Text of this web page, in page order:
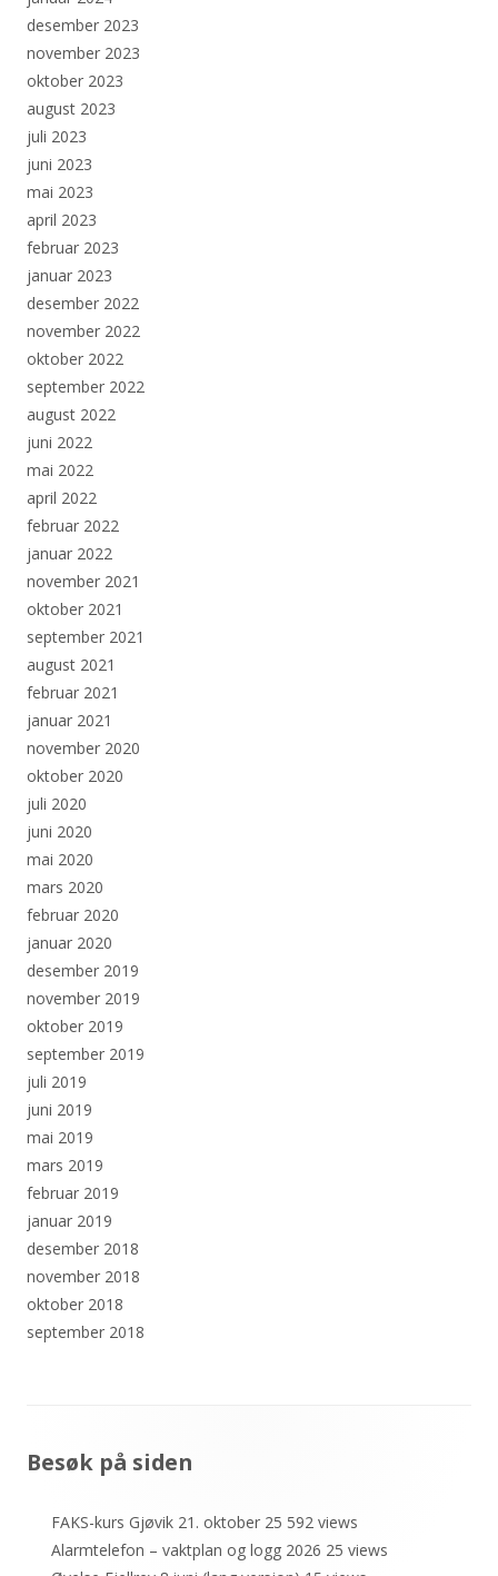
desember 2023
november 2023
oktober 2023
august 2023
juli 2023
juni 2023
mai 2023
april 2023
februar 2023
januar 2023
desember 2022
november 2022
oktober 2022
september 2022
august 2022
juni 2022
mai 2022
april 2022
februar 2022
januar 2022
november 2021
oktober 2021
september 2021
august 2021
februar 2021
januar 2021
november 2020
oktober 2020
juli 2020
juni 2020
mai 2020
mars 2020
februar 2020
januar 2020
desember 2019
november 2019
oktober 2019
september 2019
juli 2019
juni 2019
mai 2019
mars 2019
februar 2019
januar 2019
desember 2018
november 2018
oktober 2018
september 2018
Besøk på siden
FAKS-kurs Gjøvik 21. oktober 25 592 views
Alarmtelefon – vaktplan og logg 2026 25 views